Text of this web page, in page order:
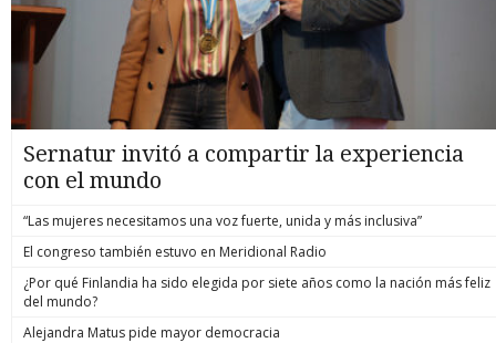
Sernatur invitó a compartir la experiencia
con el mundo
“Las mujeres necesitamos una voz fuerte, unida y más inclusiva”
El congreso también estuvo en Meridional Radio
¿Por qué Finlandia ha sido elegida por siete años como la nación más feliz
del mundo?
Alejandra Matus pide mayor democracia